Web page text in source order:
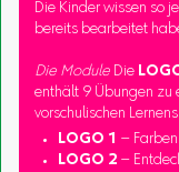
Die Kinder wissen so
bereits bearbeitet
Die Module Die
enthält 9 Übungen zu
vorschulischen
LOGO 1 –
LOGO 2 –